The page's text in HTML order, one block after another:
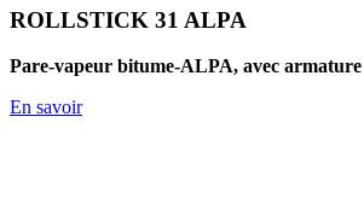
ROLLSTICK 31 ALPA
Pare-vapeur bitume-ALPA, avec
En savoir